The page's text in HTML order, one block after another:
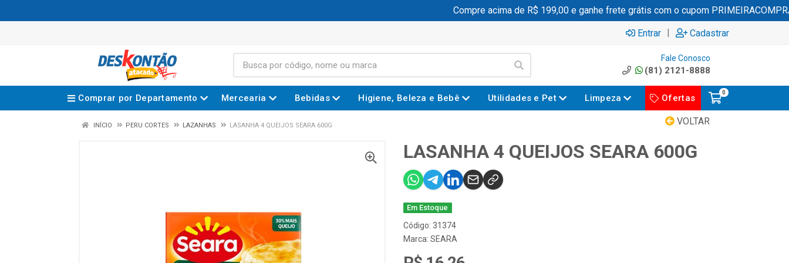
Compre acima de R$ 199,00 e ganhe frete grátis com o cupom PRIMEIRACOMPRA
Entrar | Cadastrar
Fale Conosco
(81) 2121-8888
Comprar por Departamento Mercearia Bebidas Higiene, Beleza e Bebê Utilidades e Pet Limpeza Ofertas
0
VOLTAR
INÍCIO PERU CORTES LAZANHAS LASANHA 4 QUEIJOS SEARA 600G
LASANHA 4 QUEIJOS SEARA 600G
Em Estoque
Código: 31374
Marca: SEARA